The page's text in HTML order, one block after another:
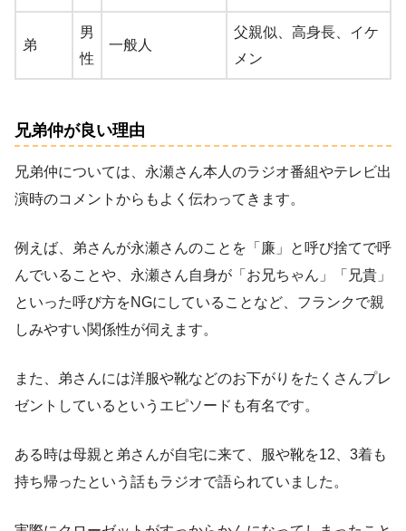
弟
男
性
一般人
父親似、高身長、イケ
メン
兄弟仲が良い理由
兄弟仲については、永瀬さん本人のラジオ番組やテレビ出
演時のコメントからもよく伝わってきます。
例えば、弟さんが永瀬さんのことを「廉」と呼び捨てで呼
んでいることや、永瀬さん自身が「お兄ちゃん」「兄貴」
といった呼び方をNGにしていることなど、フランクで親
しみやすい関係性が伺えます。
また、弟さんには洋服や靴などのお下がりをたくさんプレ
ゼントしているというエピソードも有名です。
ある時は母親と弟さんが自宅に来て、服や靴を12、3着も
持ち帰ったという話もラジオで語られていました。